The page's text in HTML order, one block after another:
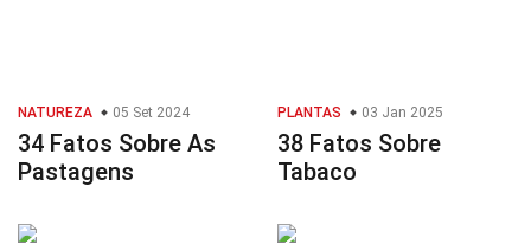
NATUREZA 05 Set 2024
34 Fatos Sobre As
Pastagens
PLANTAS 03 Jan 2025
38 Fatos Sobre
Tabaco